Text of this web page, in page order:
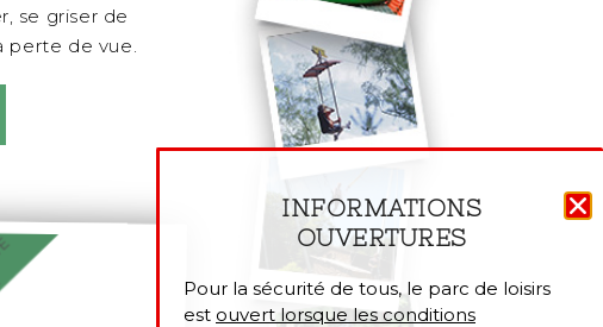
se griser de
perte de vue.
INFORMATIONS
OUVERTURES
Pour la sécurité de tous, le parc de loisirs
est ouvert lorsque les conditions